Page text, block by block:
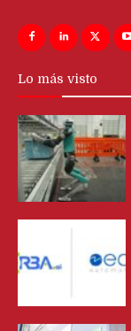
Lo más visto